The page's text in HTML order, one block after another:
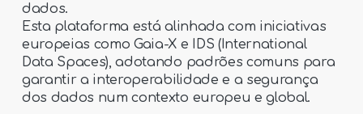
dados.
Esta plataforma está alinhada com iniciativas
europeias como Gaia-X e IDS (International
Data Spaces), adotando padrões comuns para
garantir a interoperabilidade e a segurança
dos dados num contexto europeu e global.